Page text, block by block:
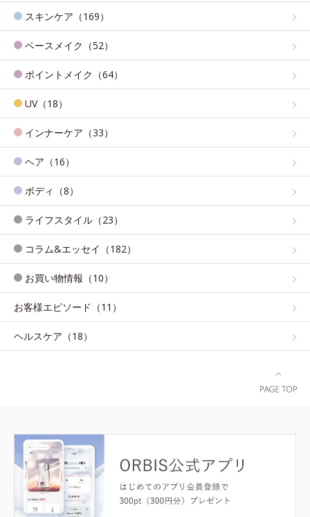
スキンケア（169）
ベースメイク（52）
ポイントメイク（64）
UV（18）
インナーケア（33）
ヘア（16）
ボディ（8）
ライフスタイル（23）
コラム&エッセイ（182）
お買い物情報（10）
お客様エピソード（11）
ヘルスケア（18）